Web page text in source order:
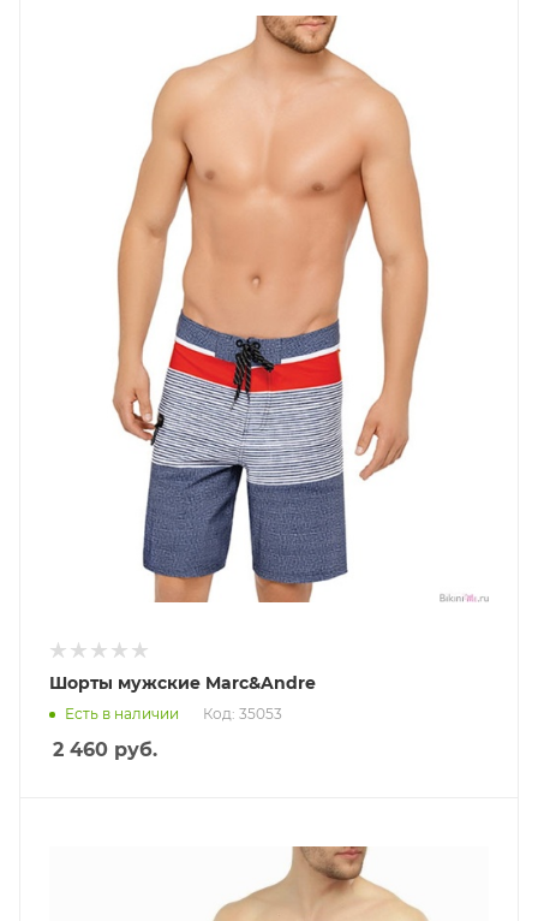
Шорты мужские Marc&Andre
Есть в наличии Код: 35053
2 460 руб.